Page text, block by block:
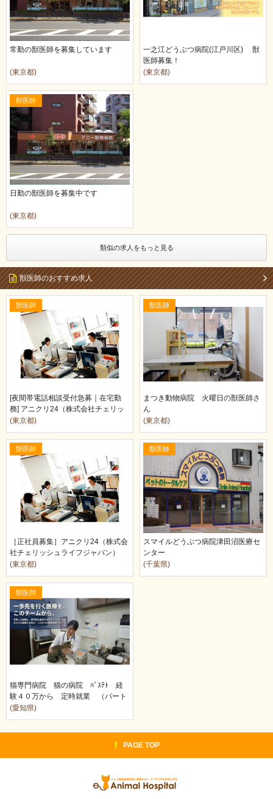
常勤の獣医師を募集しています
(東京都)
一之江どうぶつ病院(江戸川区) 獣
医師募集！
(東京都)
獣医師
日勤の獣医師を募集中です
(東京都)
類似の求人をもっと見る
獣医師のおすすめ求人
獣医師
[夜間帯電話相談受付急募｜在宅勤
務] アニクリ24（株式会社チェリッ
シュライ…
(東京都)
獣医師
まつき動物病院 火曜日の獣医師さ
ん
(東京都)
獣医師
［正社員募集］アニクリ24（株式会
社チェリッシュライフジャパン）
(東京都)
獣医師
スマイルどうぶつ病院津田沼医療セ
ンター
(千葉県)
獣医師
猫専門病院 猫の病院 ﾊﾞｽﾃﾄ 経
験４０万から 定時就業 （パート
勤務要相…
(愛知県)
PAGE TOP